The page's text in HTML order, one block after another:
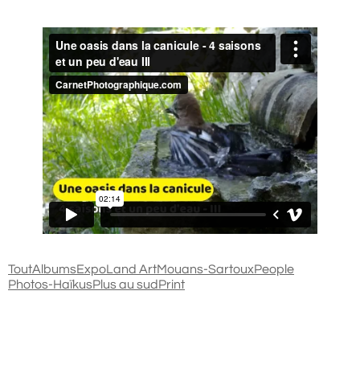
ToutAlbumsExpoLand ArtMouans-SartouxPeople
Photos-HaïkusPlus au sudPrint